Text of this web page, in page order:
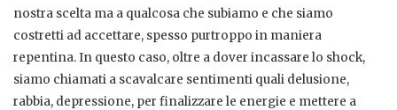
nostra scelta ma a qualcosa che subiamo e che siamo
costretti ad accettare, spesso purtroppo in maniera
repentina. In questo caso, oltre a dover incassare lo shock,
siamo chiamati a scavalcare sentimenti quali delusione,
rabbia, depressione, per finalizzare le energie e mettere a